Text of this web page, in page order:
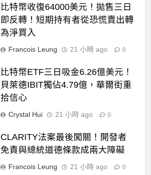
比特幣收復64000美元！拋售三日
即反轉！短期持有者從恐慌賣出轉
為淨買入
Francois Leung 21 小時 ago 0
比特幣ETF三日吸金6.26億美元！
貝萊德IBIT獨佔4.79億，華爾街重
拾信心
Crystal Hui 21 小時 ago 0
CLARITY法案最後闖關！開發者
免責與總統道德條款成兩大障礙
Francois Leung 21 小時 ago 0